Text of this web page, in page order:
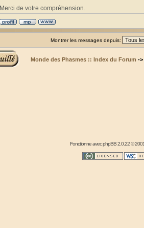
Merci de votre compréhension.
Montrer les messages depuis:
Monde des Phasmes :: Index du Forum ->
Fonctionne avecphpBB2.0.22 ©